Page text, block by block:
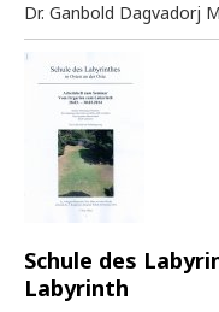
Dr. Ganbold Dagvadorj
Schule des
Labyrinth